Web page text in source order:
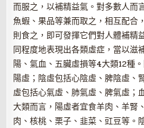
而服之，以補精益氣。對多數人而
魚蝦、果品等兼而取之，相互配合
則食之，即可發揮它們對人體補精
同程度地表現出各類虛症，當以滋
陽、氣血、五臟虛損等4大類12種
陽虛；陰虛包括心陰虛、脾陰虛、
虛包括心氣虛、肺氣虛、脾氣虛；
大類而言，陽虛者宜食羊肉、羊腎
肉、核桃、栗子、韭菜、豇豆等。